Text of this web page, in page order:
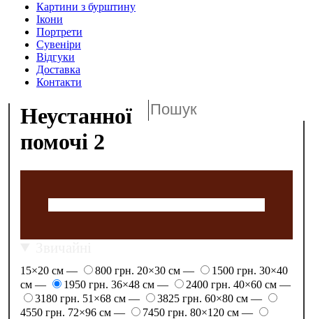
Картини з бурштину
Ікони
Портрети
Сувеніри
Відгуки
Доставка
Контакти
Неустанної
помочі 2
15×20 см — 800 грн. 20×30 см — 1500 грн. 30×40
см —
1950 грн. 36×48 см — 2400 грн. 40×60 см —
3180 грн. 51×68 см — 3825 грн. 60×80 см —
4550 грн. 72×96 см — 7450 грн. 80×120 см —